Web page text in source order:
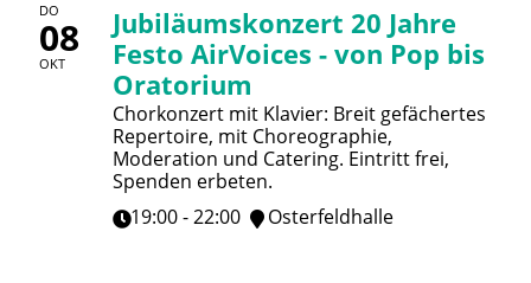
DO
08
OKT
Jubiläumskonzert 20 Jahre
Festo AirVoices - von Pop bis
Oratorium
Chorkonzert mit Klavier: Breit gefächertes
Repertoire, mit Choreographie,
Moderation und Catering. Eintritt frei,
Spenden erbeten.
19:00 - 22:00
Osterfeldhalle